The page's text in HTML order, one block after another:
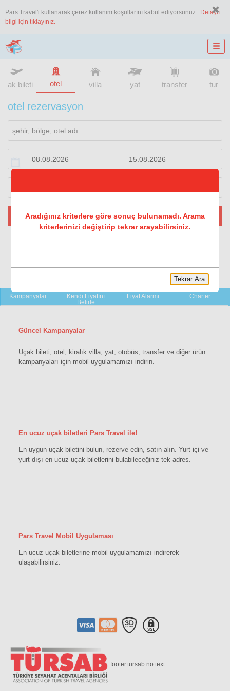
Pars Travel'i kullanarak çerez kullanım koşullarını kabul ediyorsunuz.
Detaylı
bilgi için tıklayınız.
uçak bileti otel villa yat transfer tur
otel rezervasyon
ARA
Kampanyalar
Kendi Fiyatını
Belirle
Fiyat Alarmı Charter
Güncel Kampanyalar
Uçak bileti, otel, kiralık villa, yat, otobüs, transfer ve diğer ürün
kampanyaları için mobil uygulamamızı indirin.
En ucuz uçak biletleri Pars Travel ile!
En uygun uçak biletini bulun, rezerve edin, satın alın. Yurt içi ve
yurt dışı en ucuz uçak biletlerini bulabileceğiniz tek adres.
Pars Travel Mobil Uygulaması
En ucuz uçak biletlerine mobil uygulamamızı indirerek
ulaşabilirsiniz.
footer.tursab.no.text:
Aradığınız kriterlere göre sonuç bulunamadı. Arama
kriterlerinizi değiştirip tekrar arayabilirsiniz.
Tekrar Ara